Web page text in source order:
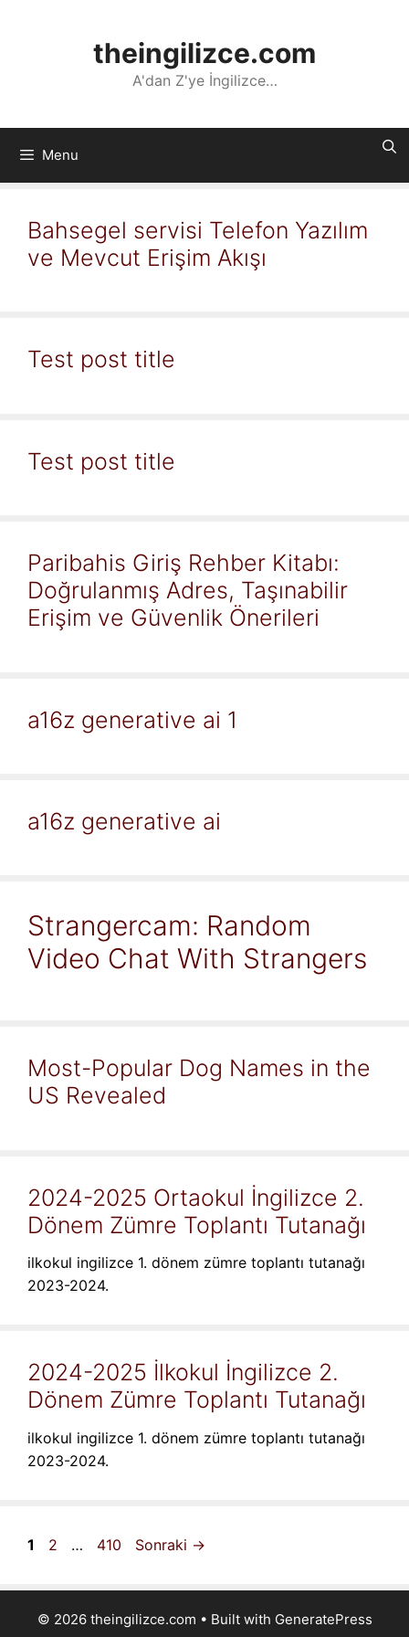
theingilizce.com
A'dan Z'ye İngilizce…
Menu
Bahsegel servisi Telefon Yazılım
ve Mevcut Erişim Akışı
Test post title
Test post title
Paribahis Giriş Rehber Kitabı:
Doğrulanmış Adres, Taşınabilir
Erişim ve Güvenlik Önerileri
a16z generative ai 1
a16z generative ai
Strangercam: Random
Video Chat With Strangers
Most-Popular Dog Names in the
US Revealed
2024-2025 Ortaokul İngilizce 2.
Dönem Zümre Toplantı Tutanağı
ilkokul ingilizce 1. dönem zümre toplantı tutanağı
2023-2024.
2024-2025 İlkokul İngilizce 2.
Dönem Zümre Toplantı Tutanağı
ilkokul ingilizce 1. dönem zümre toplantı tutanağı
2023-2024.
Sayfa
1 Sayfa
2 … Sayfa
410 Sonraki →
© 2026 theingilizce.com • Built with GeneratePress